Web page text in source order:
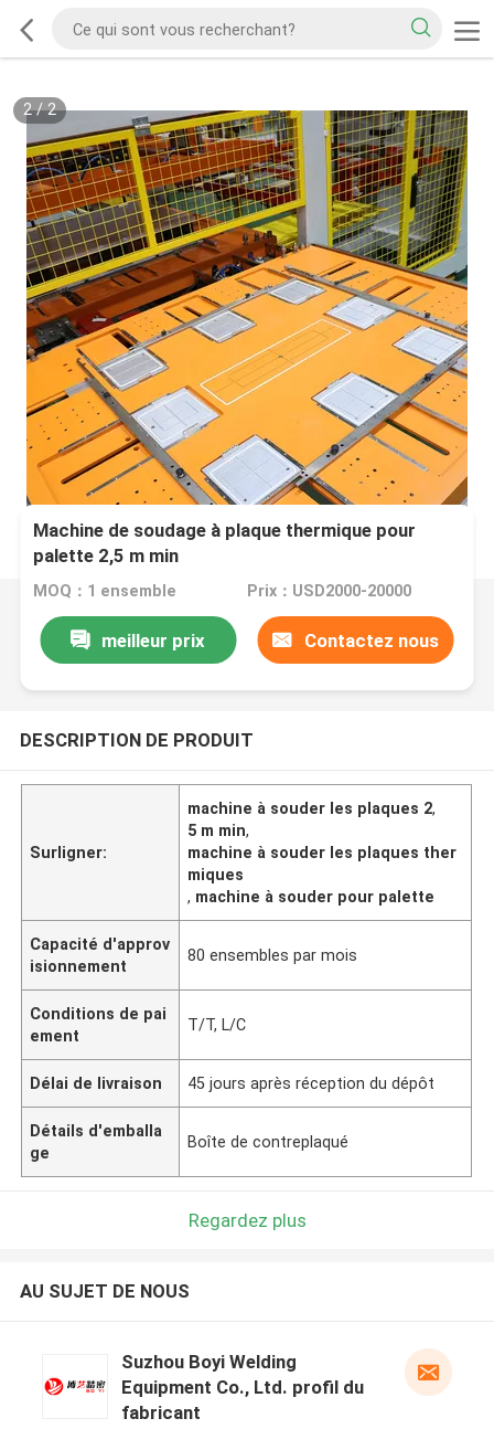
2/2
Machine de soudage à plaque thermique pour
palette 2,5 m min
MOQ：1 ensemble Prix：USD2000-20000
meilleur prix Contactez nous
DESCRIPTION DE PRODUIT
Surligner:
machine à souder les plaques 2,
5 m min,
machine à souder les plaques ther
miques
, machine à souder pour palette
Capacité d'approv
isionnement
80 ensembles par mois
Conditions de pai
ement
T/T, L/C
Délai de livraison 45 jours après réception du dépôt
Détails d'emballa
ge
Boîte de contreplaqué
Regardez plus
AU SUJET DE NOUS
Suzhou Boyi Welding
Equipment Co., Ltd. profil du
fabricant